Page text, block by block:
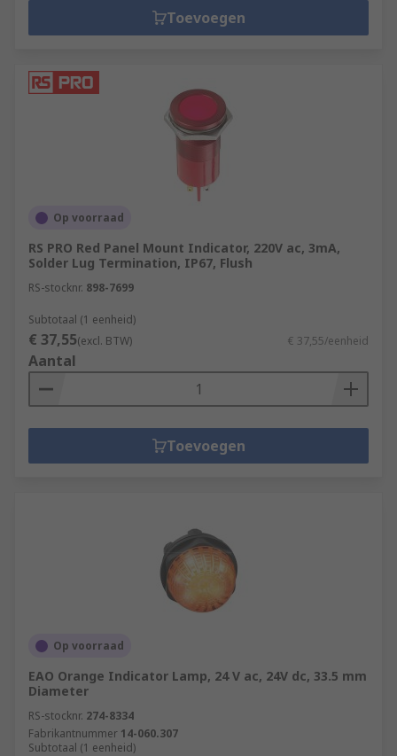
Toevoegen
Op voorraad
RS PRO Red Panel Mount Indicator, 220V ac, 3mA,
Solder Lug Termination, IP67, Flush
RS-stocknr. 898-7699
Subtotaal (1 eenheid)
€ 37,55(excl. BTW) € 37,55/eenheid
Aantal
Toevoegen
Op voorraad
EAO Orange Indicator Lamp, 24 V ac, 24V dc, 33.5 mm
Diameter
RS-stocknr. 274-8334
Fabrikantnummer 14-060.307
Subtotaal (1 eenheid)